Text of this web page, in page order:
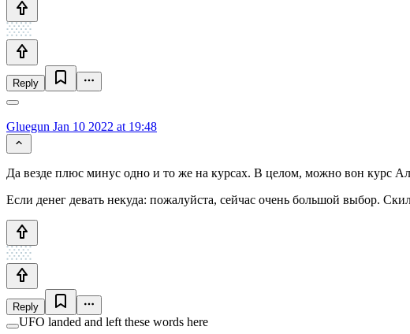
Reply
Gluegun Jan 10 2022 at 19:48
Да везде плюс минус одно и то же на курсах. В целом, можно вон курс
Если денег девать некуда: пожалуйста, сейчас очень большой выбор.
Reply
UFO landed and left these words here